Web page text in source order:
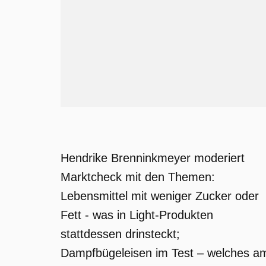
Hendrike Brenninkmeyer moderiert
Marktcheck mit den Themen:
Lebensmittel mit weniger Zucker oder
Fett - was in Light-Produkten
stattdessen drinsteckt;
Dampfbügeleisen im Test – welches